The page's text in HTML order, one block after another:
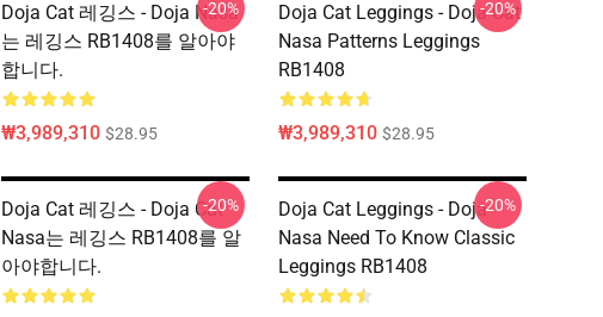
Doja Cat 레깅스 - Doja Nasa
는 레깅스 RB1408를 알아야
합니다.
₩3,989,310 $28.95
-20%
Doja Cat Leggings - Doja Cat
Nasa Patterns Leggings
RB1408
₩3,989,310 $28.95
-20%
Doja Cat 레깅스 - Doja Cat
Nasa는 레깅스 RB1408를 알
아야합니다.
-20%
Doja Cat Leggings - Doja
Nasa Need To Know Classic
Leggings RB1408
-20%